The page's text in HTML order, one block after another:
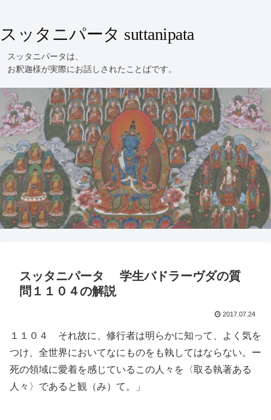
スッタニパータ suttanipata
スッタニパータ 学生バドラーヴダの質
問１１０４の解説
2017.07.24
１１０４ それ故に、修行者は明らかに知って、よく気を
つけ、全世界においてなにものをも執してはならない。ー
死の領域に愛着を感じているこの人々を〈取る執著ある
人々〉であると観（み）て。」